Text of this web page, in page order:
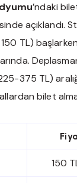
’ndaki
açıklandı.
150 TL)
375 TL)
bilet
150